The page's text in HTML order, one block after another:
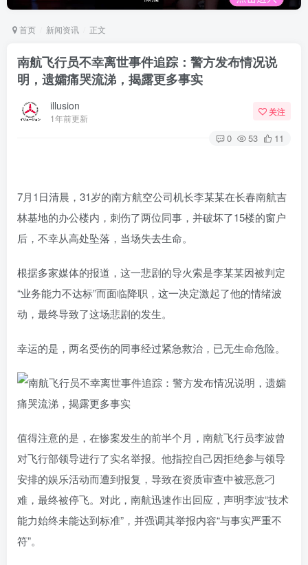
首页 新闻资讯 正文
南航飞行员不幸离世事件追踪：警方发布情况说
明，遗孀痛哭流涕，揭露更多事实
illusion
1年前更新
关注
0 53 11
7月1日清晨，31岁的南方航空公司机长李某某在长春南航吉
林基地的办公楼内，刺伤了两位同事，并破坏了15楼的窗户
后，不幸从高处坠落，当场失去生命。
根据多家媒体的报道，这一悲剧的导火索是李某某因被判定
“业务能力不达标”而面临降职，这一决定激起了他的情绪波
动，最终导致了这场悲剧的发生。
幸运的是，两名受伤的同事经过紧急救治，已无生命危险。
值得注意的是，在惨案发生的前半个月，南航飞行员李波曾
对飞行部领导进行了实名举报。他指控自己因拒绝参与领导
安排的娱乐活动而遭到报复，导致在资质审查中被恶意刁
难，最终被停飞。对此，南航迅速作出回应，声明李波“技术
能力始终未能达到标准”，并强调其举报内容“与事实严重不
符”。